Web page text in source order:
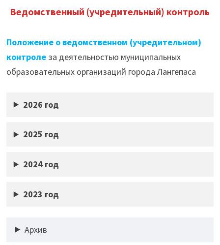
Ведомственный (учредительный) контроль
Положение о ведомственном (учредительном)
контролеза деятельностью муниципальных
образовательных организаций города Лангепаса
2026 год
2025 год
2024 год
2023 год
Архив